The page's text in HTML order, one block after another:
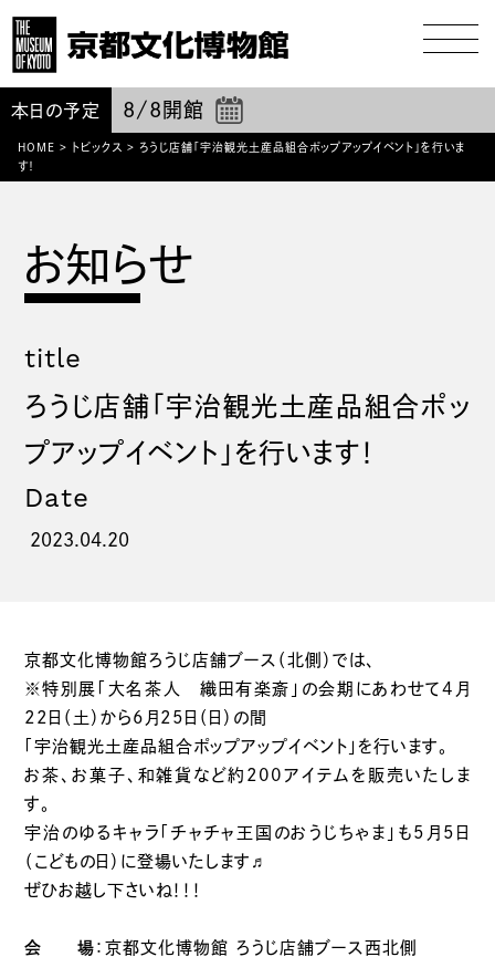
本日の予定 8/8 開館
HOME > トピックス > ろうじ店舗「宇治観光土産品組合ポップアップイベント」を行いま
す！
title
ろうじ店舗「宇治観光土産品組合ポッ
プアップイベント」を行います！
Date
2023.04.20
京都文化博物館ろうじ店舗ブース（北側）では、
※特別展「大名茶人 織田有楽斎」 の会期にあわせて4月
22日（土）から6月25日（日）の間
「宇治観光土産品組合ポップアップイベント」を行います。
お茶、お菓子、和雑貨など約200アイテムを販売いたしま
す。
宇治のゆるキャラ「チャチャ王国のおうじちゃま」も5月5日
（こどもの日）に登場いたします♬
ぜひお越し下さいね！！！
会 場 ：京都文化博物館 ろうじ店舗ブース西北側